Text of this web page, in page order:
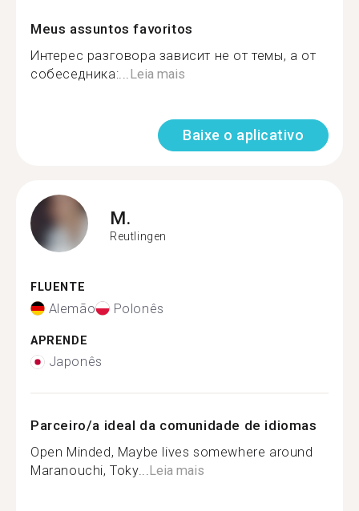
Meus assuntos favoritos
Интерес разговора зависит не от темы, а от
собеседника:...Leia mais
Baixe o aplicativo
M.
Reutlingen
FLUENTE
Alemão Polonês
APRENDE
Japonês
Parceiro/a ideal da comunidade de idiomas
Open Minded, Maybe lives somewhere around
Maranouchi, Toky...Leia mais